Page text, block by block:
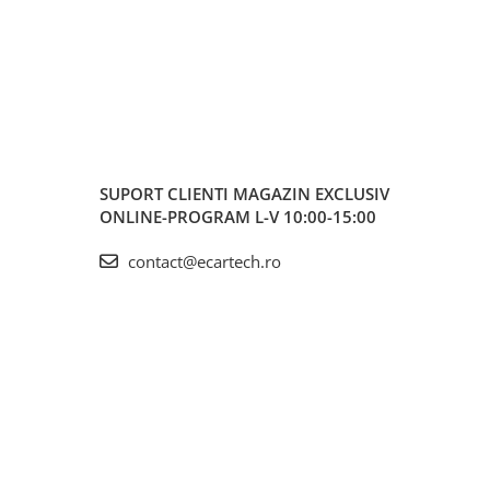
SUPORT CLIENTI MAGAZIN EXCLUSIV
ONLINE-PROGRAM L-V 10:00-15:00
contact@ecartech.ro